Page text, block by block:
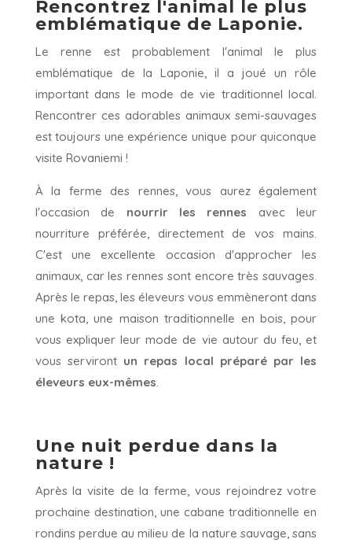
Rencontrez l'animal le plus
emblématique de Laponie.
Le renne est probablement l'animal le plus
emblématique de la Laponie, il a joué un rôle
important dans le mode de vie traditionnel local.
Rencontrer ces adorables animaux semi-sauvages
est toujours une expérience unique pour quiconque
visite Rovaniemi !
À la ferme des rennes, vous aurez également
l'occasion de nourrir les rennes avec leur
nourriture préférée, directement de vos mains.
C'est une excellente occasion d'approcher les
animaux, car les rennes sont encore très sauvages.
Après le repas, les éleveurs vous emmèneront dans
une kota, une maison traditionnelle en bois, pour
vous expliquer leur mode de vie autour du feu, et
vous serviront un repas local préparé par les
éleveurs eux-mêmes.
Une nuit perdue dans la
nature !
Après la visite de la ferme, vous rejoindrez votre
prochaine destination, une cabane traditionnelle en
rondins perdue au milieu de la nature sauvage, sans